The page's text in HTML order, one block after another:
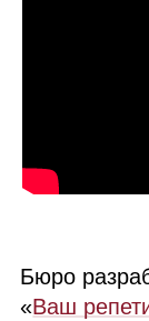
Бюро
«Ваш